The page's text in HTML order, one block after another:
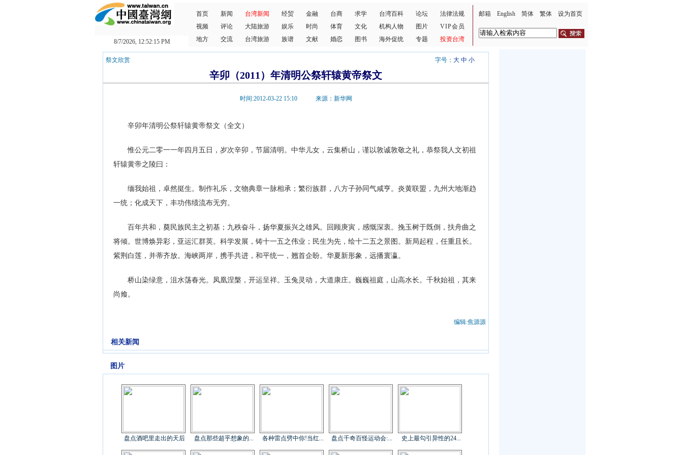
8/7/2026, 12:52:16 PM
首页 新闻 台湾新闻 经贸 金融 台商 求学 台湾百科 论坛
法律法规
视频
评论 大陆旅游 娱乐 时尚 体育 文化 机构人物 图片
VIP会员
地方
交流 台湾旅游 族谱 文献 婚恋 图书 海外促统 专题 投资台湾
邮箱 English 简体 繁体 设为首页
祭文欣赏 字号： 大 中 小
辛卯（2011）年清明公祭轩辕黄帝祭文
时间:2012-03-22 15:10 来源：新华网
辛卯年清明公祭轩辕黄帝祭文（全文）
惟公元二零一一年四月五日，岁次辛卯，节届清明。中华儿女，云集桥山，谨以敦诚敦敬之礼，恭祭我人文初祖
轩辕黄帝之陵曰：
缅我始祖，卓然挺生。制作礼乐，文物典章一脉相承；繁衍族群，八方子孙同气咸亨。炎黄联盟，九州大地渐趋
一统；化成天下，丰功伟绩流布无穷。
百年共和，奠民族民主之初基；九秩奋斗，扬华夏振兴之雄风。回顾庚寅，感慨深衷。挽玉树于既倒，扶舟曲之
将倾。世博焕异彩，亚运汇群英。科学发展，铸十一五之伟业；民生为先，绘十二五之景图。新局起程，任重且长。
紫荆白莲，并蒂齐放。海峡两岸，携手共进，和平统一，翘首企盼。华夏新形象，远播寰瀛。
桥山染绿意，沮水荡春光。凤凰涅槃，开运呈祥。玉兔灵动，大道康庄。巍巍祖庭，山高水长。千秋始祖，其来
尚飨。
编辑:焦源源
相关新闻
图片
盘点酒吧里走出的天后 盘点那些超乎想象的... 各种雷点劈中你!当红... 盘点千奇百怪运动会:... 史上最勾引异性的24...